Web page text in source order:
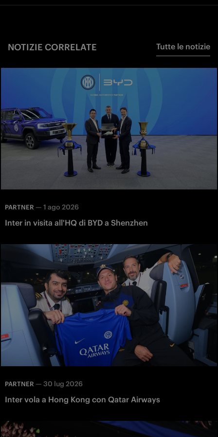
NOTIZIE CORRELATE Tutte le notizie
PARTNER — 1 ago 2026
Inter in visita all'HQ di BYD a Shenzhen
PARTNER — 30 lug 2026
Inter vola a Hong Kong con Qatar Airways